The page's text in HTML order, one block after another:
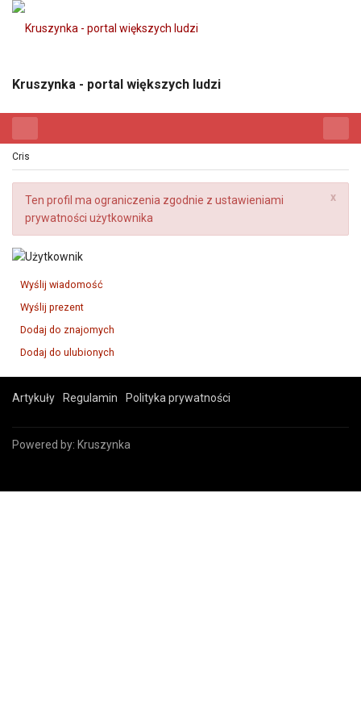
Kruszynka - portal większych ludzi
Cris
x
Ten profil ma ograniczenia zgodnie z ustawieniami
prywatności użytkownika
Wyślij wiadomość
Wyślij prezent
Dodaj do znajomych
Dodaj do ulubionych
Artykuły Regulamin Polityka prywatności
Powered by: Kruszynka